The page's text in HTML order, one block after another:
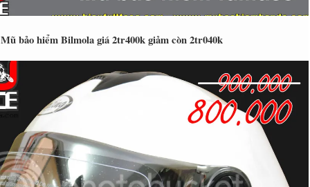
Mũ bảo hiểm Bilmola giá 2tr400k giảm còn 2tr040k